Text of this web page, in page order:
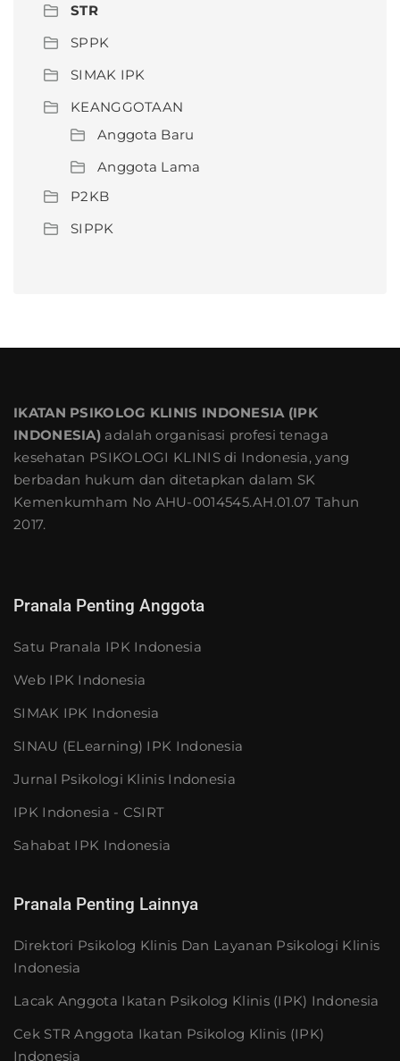
STR
SPPK
SIMAK IPK
KEANGGOTAAN
Anggota Baru
Anggota Lama
P2KB
SIPPK
IKATAN PSIKOLOG KLINIS INDONESIA (IPK
INDONESIA) adalah organisasi profesi tenaga
kesehatan PSIKOLOGI KLINIS di Indonesia, yang
berbadan hukum dan ditetapkan dalam SK
Kemenkumham No AHU-0014545.AH.01.07 Tahun
2017.
Pranala Penting Anggota
Satu Pranala IPK Indonesia
Web IPK Indonesia
SIMAK IPK Indonesia
SINAU (eLearning) IPK Indonesia
Jurnal Psikologi Klinis Indonesia
IPK Indonesia - CSIRT
Sahabat IPK Indonesia
Pranala Penting Lainnya
Direktori Psikolog Klinis Dan Layanan Psikologi Klinis
Indonesia
Lacak Anggota Ikatan Psikolog Klinis (IPK) Indonesia
Cek STR Anggota Ikatan Psikolog Klinis (IPK)
Indonesia